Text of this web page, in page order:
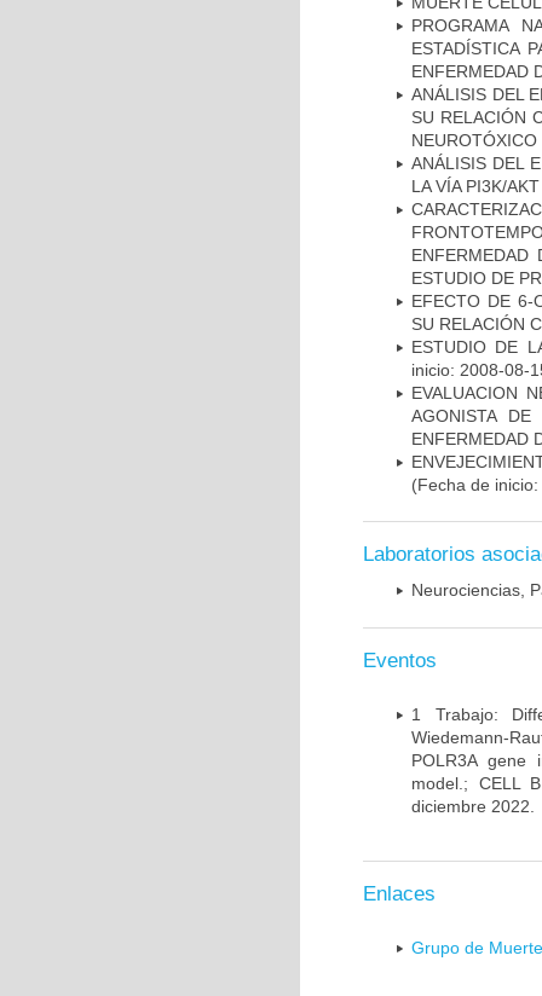
PROGRAMA
ESTADÍSTICA
ENFERMEDAD
ANÁLISIS DEL
SU RELACIÓN
NEUROTÓXICO
ANÁLISIS DEL
LA VÍA PI3K/
ENFERMEDAD
ESTUDIO DE
EFECTO DE 6-
SU RELACIÓN
ESTUDIO DE
inicio: 2008-08-
EVALUACION
AGONISTA
ENFERMEDAD
(Fecha de
Laboratorios
Neurociencias,
Eventos
1 Trabajo:
Wiedemann-
POLR3A gene
model.; CELL
diciembre 2022.
Enlaces
Grupo de